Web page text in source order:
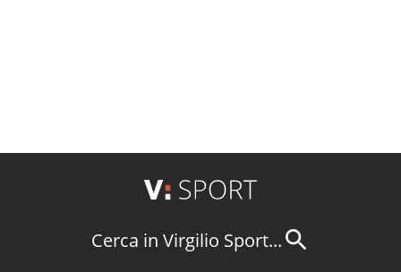
Cerca in Virgilio Sport...